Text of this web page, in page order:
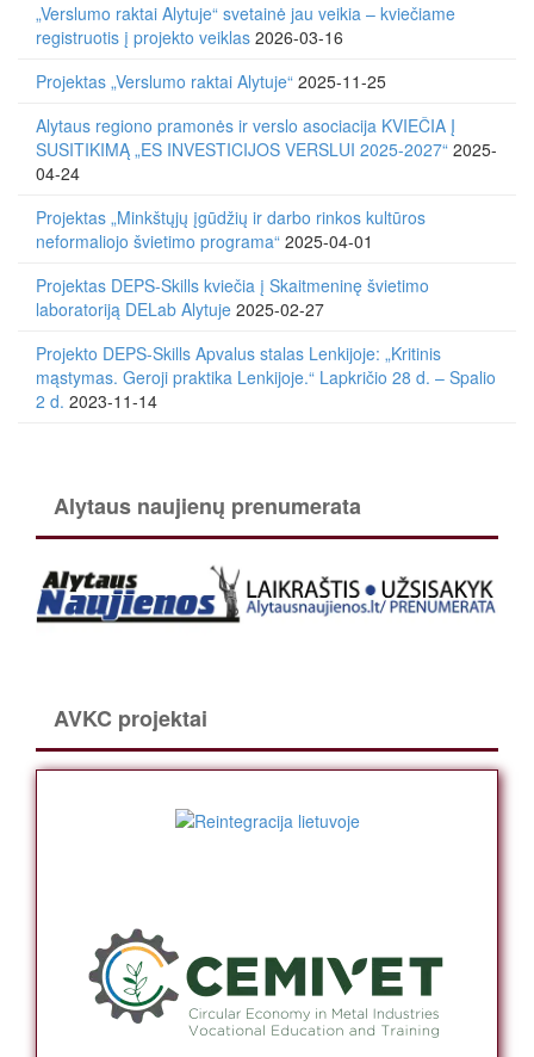
„Verslumo raktai Alytuje“ svetainė jau veikia – kviečiame
registruotis į projekto veiklas 2026-03-16
Projektas „Verslumo raktai Alytuje“ 2025-11-25
Alytaus regiono pramonės ir verslo asociacija KVIEČIA Į
SUSITIKIMĄ „ES INVESTICIJOS VERSLUI 2025-2027“ 2025-
04-24
Projektas „Minkštųjų įgūdžių ir darbo rinkos kultūros
neformaliojo švietimo programa“ 2025-04-01
Projektas DEPS-Skills kviečia į Skaitmeninę švietimo
laboratoriją DELab Alytuje 2025-02-27
Projekto DEPS-Skills Apvalus stalas Lenkijoje: „Kritinis
mąstymas. Geroji praktika Lenkijoje.“ Lapkričio 28 d. – Spalio
2 d. 2023-11-14
Alytaus naujienų prenumerata
AVKC projektai